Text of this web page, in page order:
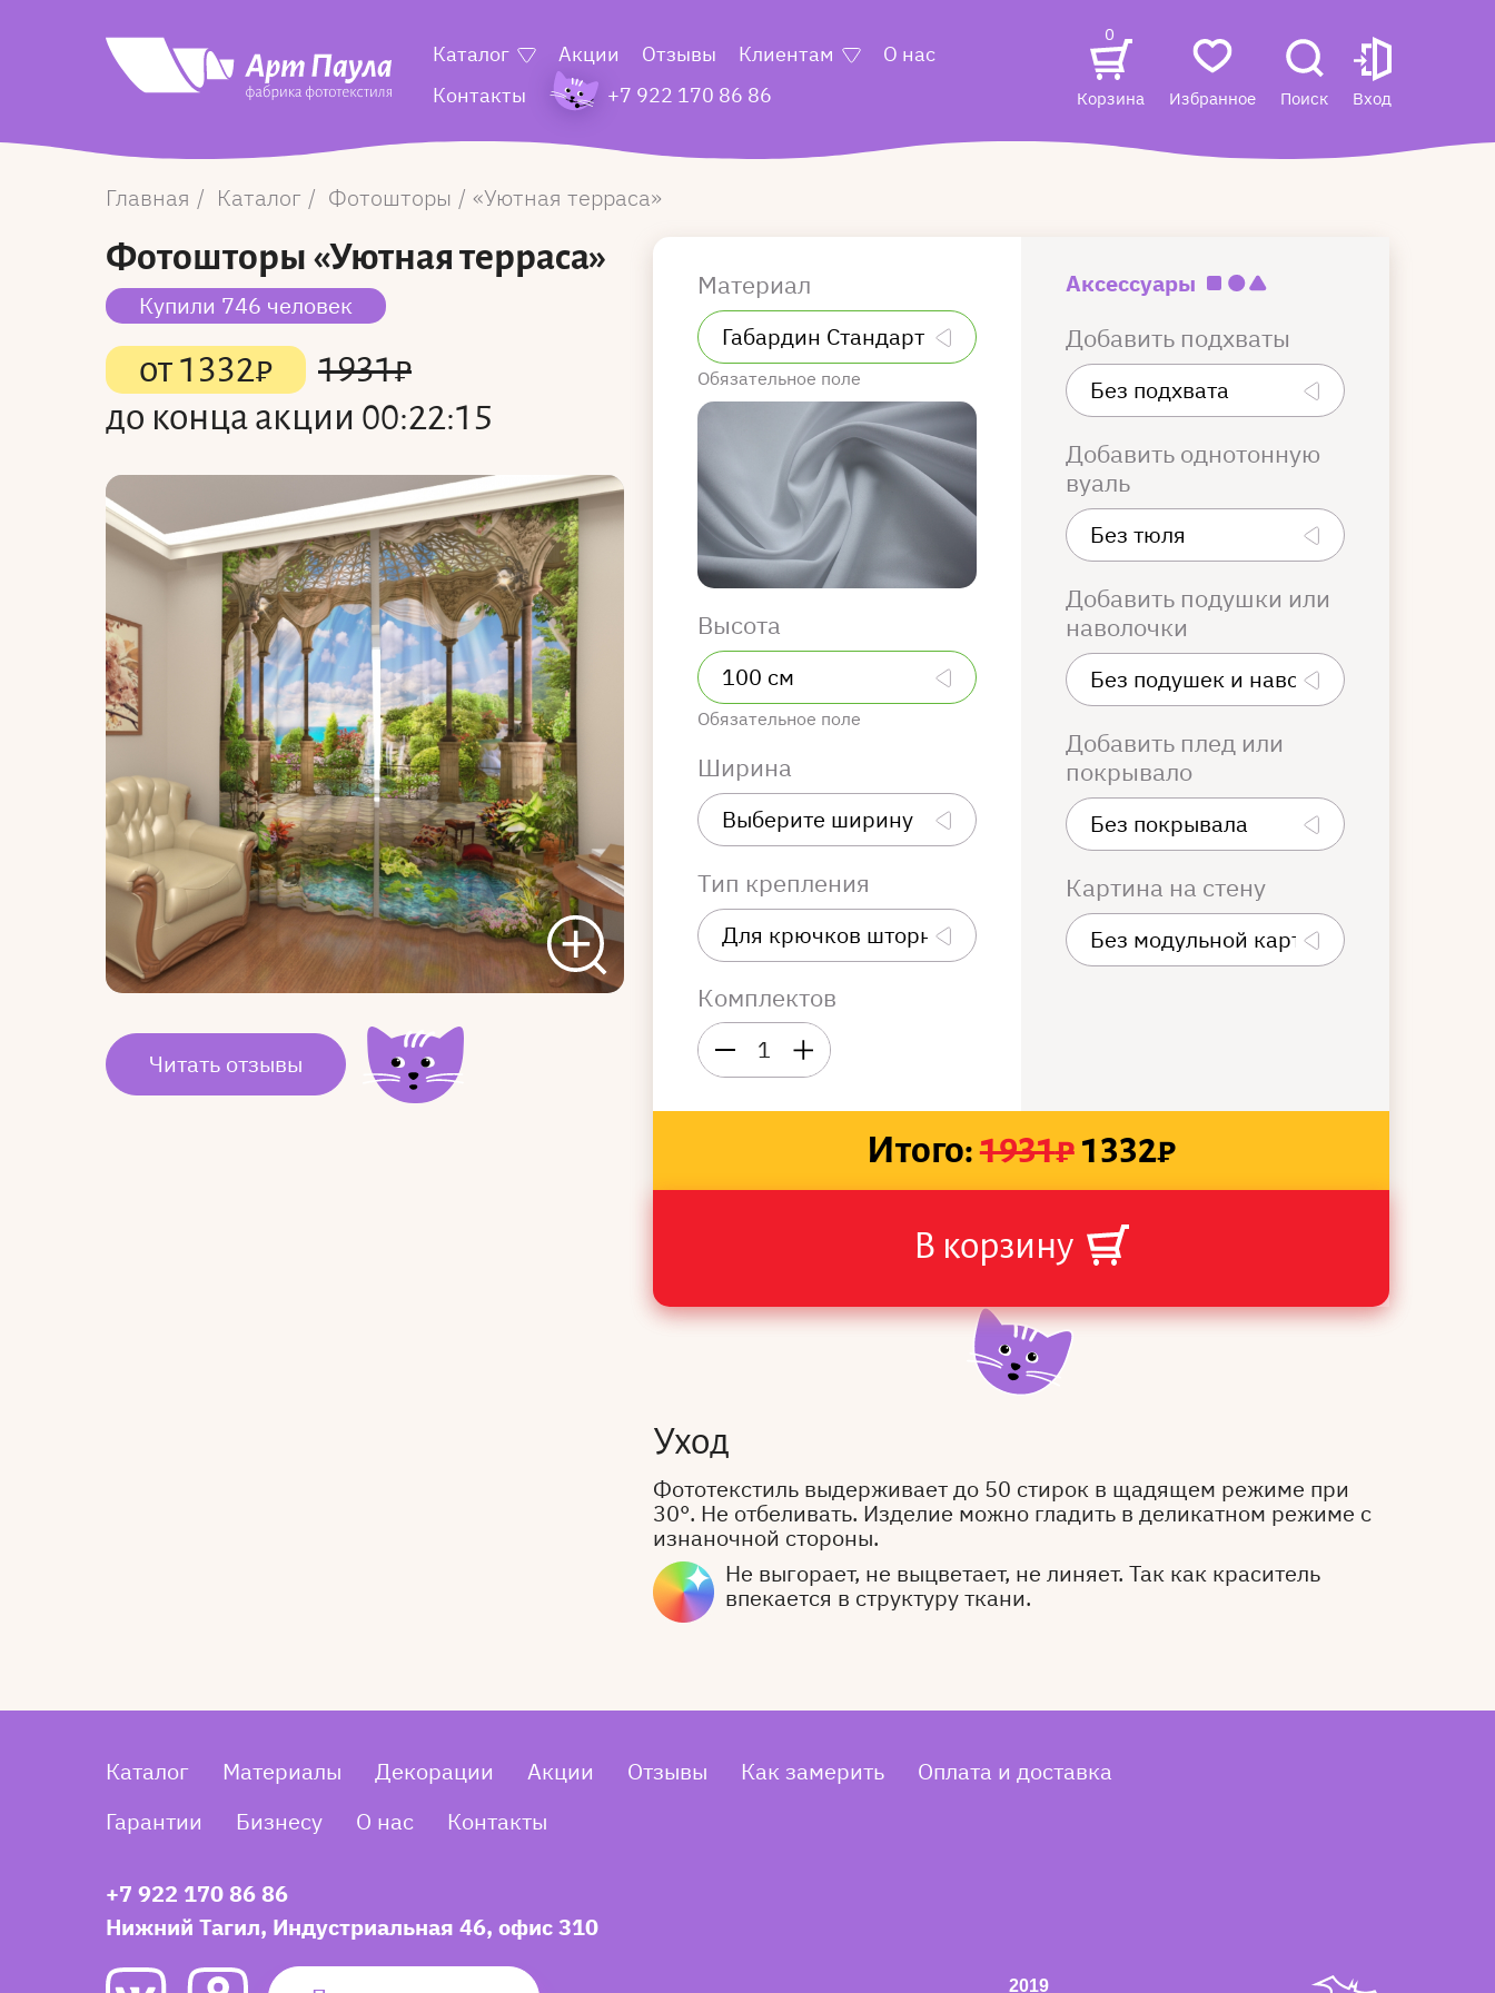
Каталог Акции Отзывы Клиентам
О нас
Контакты
+7 922 170 86 86
0
Корзина Избранное Поиск Вход
Главная Каталог Фотошторы Уютная терраса
Фотошторы «Уютная терраса»
Купили 746 человек
от1332₽ 1931₽
до конца акции 00:22:14
Читать отзывы
Материал
Обязательное поле
Высота
Обязательное поле
Ширина
Тип крепления
Комплектов
1
Аксессуары
Добавить подхваты
Добавить однотонную
вуаль
Добавить подушки или
наволочки
Добавить плед или
покрывало
Картина на стену
Итого:1931₽1332₽
В корзину
Уход
Фототекстиль выдерживает до 50 стирок в щадящем режиме при
30°. Не отбеливать. Изделие можно гладить в деликатном режиме с
изнаночной стороны.
Не выгорает, не выцветает, не линяет. Так как краситель
впекается в структуру ткани.
Каталог Материалы Декорации Акции Отзывы Как замерить
Оплата и доставка
Гарантии
Бизнесу О нас Контакты
+7 922 170 86 86
Нижний Тагил, Индустриальная 46, офис 310